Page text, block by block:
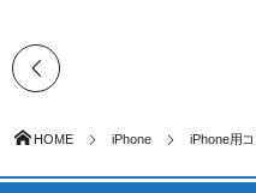
HOME iPhone iPhone用